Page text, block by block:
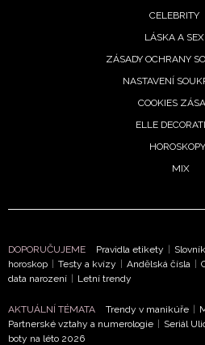
CELEBRITY
LÁSKA A SEX
ZÁSADY OCHRANY
NASTAVENÍ
COOKIES
ELLE
HOROSKOPY
MIX
DOPORUČUJEME Pravidla etikety |
horoskop | Testy a kvízy | Andělská čísla |
data narození | Letní trendy
AKTUÁLNÍ TÉMATA Trendy v manikúře |
Partnerské vztahy a numerologie | Seriál
boty na léto 2026